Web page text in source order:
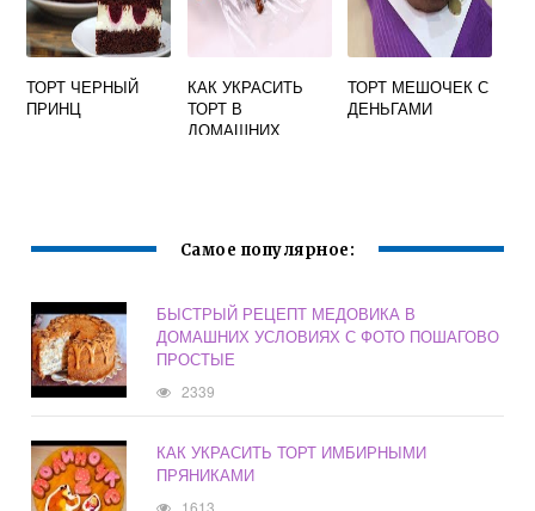
ТОРТ ЧЕРНЫЙ
ПРИНЦ
КАК УКРАСИТЬ
ТОРТ В
ДОМАШНИХ
ТОРТ МЕШОЧЕК С
ДЕНЬГАМИ
Самое популярное:
БЫСТРЫЙ РЕЦЕПТ МЕДОВИКА В
ДОМАШНИХ УСЛОВИЯХ С ФОТО ПОШАГОВО
ПРОСТЫЕ
2339
КАК УКРАСИТЬ ТОРТ ИМБИРНЫМИ
ПРЯНИКАМИ